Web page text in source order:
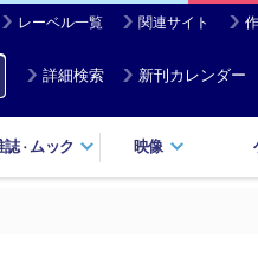
レーベル一覧 関連サイト
詳細検索 新刊カレンダー
誌・ ムック 映像